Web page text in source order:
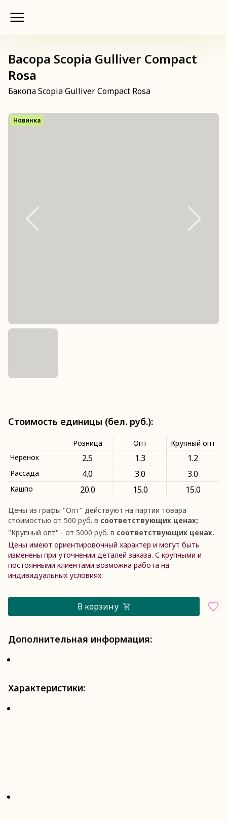
Bacopa Scopia Gulliver Compact
Rosa
Бакопа Scopia Gulliver Compact Rosa
Новинка
Стоимость единицы (бел. руб.):
Розница Опт
Крупный опт
Черенок
2.5 1.3 1.2
Рассада 4.0 3.0 3.0
Кашпо 20.0 15.0 15.0
Цены из графы "Опт" действуют на партии товара
стоимостью от 500 руб. в соответствующих ценах;
"Крупный опт" - от 5000 руб. в соответствующих ценах.
Цены имеют ориентировочный характер и могут быть
изменены при уточнении деталей заказа. С крупными и
постоянными клиентами возможна работа на
индивидуальных условиях.
В корзину
Дополнительная информация:
Характеристики: